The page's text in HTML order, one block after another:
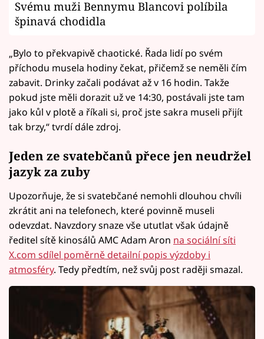
Svému muži Bennymu Blancovi políbila
špinavá chodidla
„Bylo to překvapivě chaotické. Řada lidí po svém
příchodu musela hodiny čekat, přičemž se neměli čím
zabavit. Drinky začali podávat až v 16 hodin. Takže
pokud jste měli dorazit už ve 14:30, postávali jste tam
jako kůl v plotě a říkali si, proč jste sakra museli přijít
tak brzy,“ tvrdí dále zdroj.
Jeden ze svatebčanů přece jen neudržel
jazyk za zuby
Upozorňuje, že si svatebčané nemohli dlouhou chvíli
zkrátit ani na telefonech, které povinně museli
odevzdat. Navzdory snaze vše ututlat však údajně
ředitel sítě kinosálů AMC Adam Aron na sociální síti
X.com sdílel poměrně detailní popis výzdoby i
atmosféry. Tedy předtím, než svůj post raději smazal.